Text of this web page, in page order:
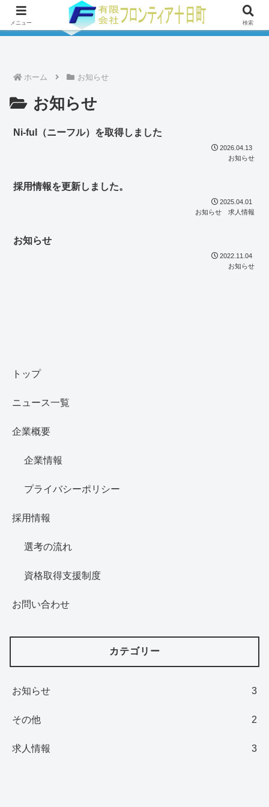
ホーム お知らせ
お知らせ
Ni-ful（ニーフル）を取得しました
2026.04.13
お知らせ
採用情報を更新しました。
2025.04.01
お知らせ
求人情報
お知らせ
2022.11.04
お知らせ
トップ
ニュース一覧
企業概要
企業情報
プライバシーポリシー
採用情報
選考の流れ
資格取得支援制度
お問い合わせ
カテゴリー
お知らせ 3
その他 2
求人情報 3
メニュー 検索